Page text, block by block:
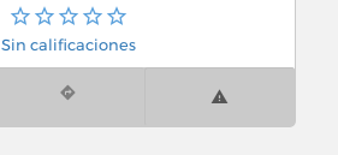
Sin calificaciones